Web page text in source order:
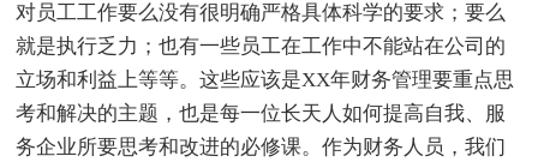
对员工工作要么没有很明确严格具体科学的要求；要么
就是执行乏力；也有一些员工在工作中不能站在公司的
立场和利益上等等。这些应该是XX年财务管理要重点思
考和解决的主题，也是每一位长天人如何提高自我、服
务企业所要思考和改进的必修课。作为财务人员，我们